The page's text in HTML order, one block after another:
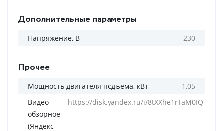
Дополнительные параметры
Напряжение, В 230
Прочее
Мощность двигателя подъёма, кВт
1,05
Видео
обзорное
(Яндекс
https://disk.yandex.ru/i/8tXXhe1rTaM0IQ